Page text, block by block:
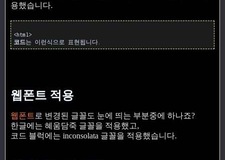
용했습니다.
<html>
코드는 이런식으로 표현됩니다.
웹폰트 적용
웹폰트로 변경된 글꼴도 눈에 띄는 부분중에 하나죠?
한글에는 혜움담죽 글꼴을 적용했고,
코드 블럭에는 inconsolata 글꼴을 적용했습니다.